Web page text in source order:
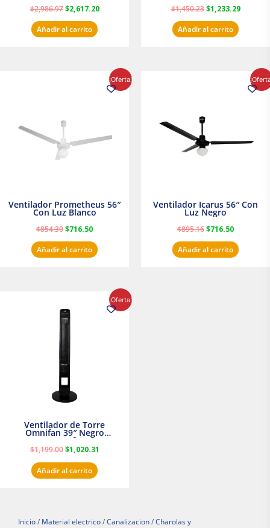
$2,986.97 $2,617.20
Añadir al carrito
$1,450.23 $1,233.29
Añadir al carrito
¡Oferta!
Ventilador Prometheus 56″
Con Luz Blanco
$854.30$716.50
precio
actual
Añadir al carrito
Ventilador Icarus 56″ Con
Luz Negro
$895.16$716.50
precio
actual
Añadir al carrito
¡Oferta!
Ventilador de Torre
Omnifan 39″ Negro
Masterfan
$1,199.00
original
era:
$1,020.31
precio
actual
Añadir al carrito
Inicio / Material electrico / Canalizacion / Charolas y